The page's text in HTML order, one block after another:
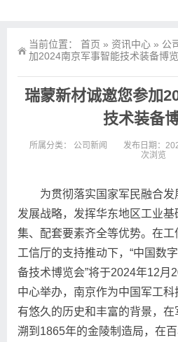
当前位置： 首页 » 资讯中心 » 公
加2024南京军事智能技术装备博
瑞蒙新材诚邀您参加
技术装备
所属分类： 公司新闻 发布日期：
次浏览
为贯彻落实国家军民融合
发展战略，发挥华东地区工业
集、配套要素齐全等优势。在
工信厅的支持推动下，“中国数
备技术博览会”将于2024年12月
中心举办，南京作为中国军工
有悠久的历史和丰富的背景，
溯到1865年的金陵制造局，在